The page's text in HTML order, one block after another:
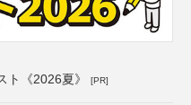
ト《2026夏》 [PR]